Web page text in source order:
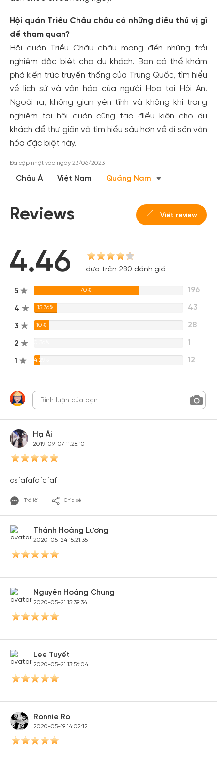
Hội quán Triều Châu châu có những điều thú vị gì
để tham quan?
Hội quán Triều Châu châu mang đến những trải
nghiệm đặc biệt cho du khách. Bạn có thể khám
phá kiến trúc truyền thống của Trung Quốc, tìm hiểu
về lịch sử và văn hóa của người Hoa tại Hội An.
Ngoài ra, không gian yên tĩnh và không khí trang
nghiêm tại hội quán cũng tạo điều kiện cho du
khách để thư giãn và tìm hiểu sâu hơn về di sản văn
hóa đặc biệt này.
Đã cập nhật vào ngày 23/06/2023
Châu Á Việt Nam Quảng Nam
Reviews Viết review
4.46 dựa trên 280 đánh giá
5 70% 196
4 15.36% 43
3 10% 28
2 0.36% 1
1 4.29% 12
Hạ Ái
2019-09-07 11:28:10
asfafafafafaf
Trả lời Chia sẻ
Thành Hoàng Lương
2020-05-24 15:21:35
Nguyễn Hoàng Chung
2020-05-21 15:39:34
Lee Tuyết
2020-05-21 13:56:04
Ronnie Ro
2020-05-19 14:02:12
Tạo tài khoản nhanh - nhận nhiều ưu
đãi!
Tạo tài khoản để có thểnhận ngay các ưu đãi hấp dẫn
dành cho thành viên đến từ các đối tác của Gody.vn dành
cho cộng đồng.
Đăng ký
Hoặc đăng nhập bằng
Đăng nhập Facebook